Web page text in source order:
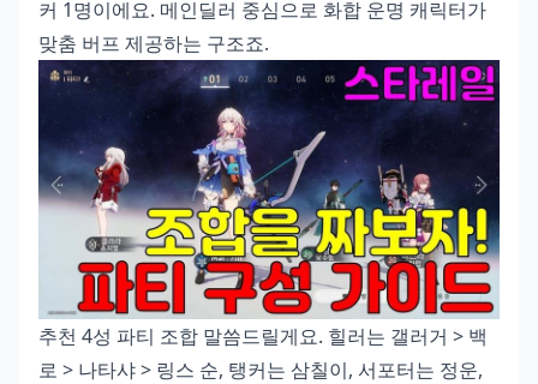
커 1명이에요. 메인딜러 중심으로 화합 운명 캐릭터가
맞춤 버프 제공하는 구조죠.
추천 4성 파티 조합 말씀드릴게요. 힐러는 갤러거 > 백
로 > 나타샤 > 링스 순, 탱커는 삼칠이, 서포터는 정운,